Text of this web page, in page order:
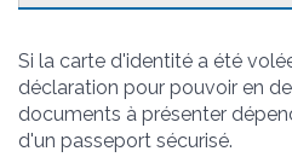
Si la carte d'identité a été
déclaration pour pouvoir en
documents à présenter
d'un passeport sécurisé.